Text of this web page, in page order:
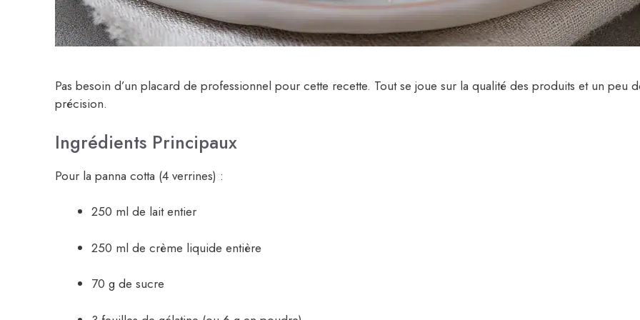
Pas besoin d’un placard de professionnel pour cette recette. Tout se joue sur la qualité des produits et un peu
précision.
Ingrédients Principaux
Pour la panna cotta (4 verrines) :
250 ml de lait entier
250 ml de crème liquide entière
70 g de sucre